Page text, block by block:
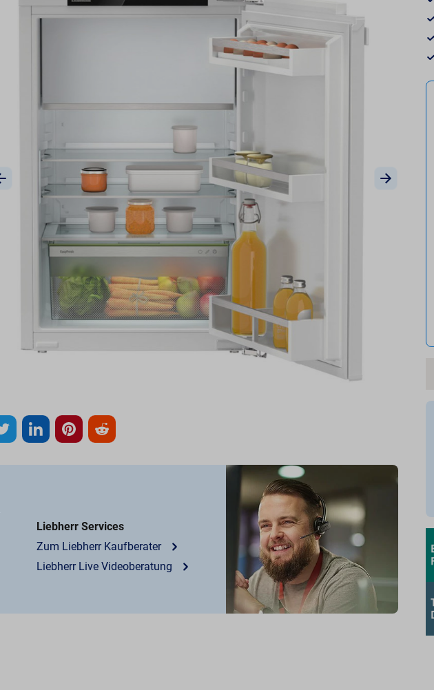
Liebherr Services
Zum Liebherr Kaufberater
Liebherr Live Videoberatung